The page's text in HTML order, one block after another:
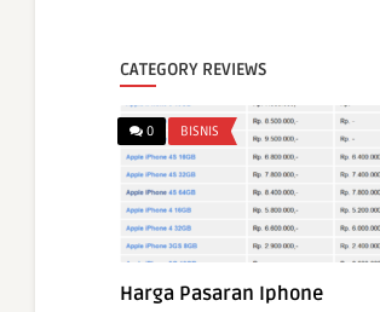
CATEGORY REVIEWS
0 BISNIS
Harga Pasaran Iphone